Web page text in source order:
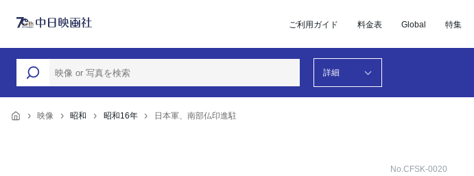
ご利用ガイド 料金表 Global 特集
詳細
映像 昭和 昭和16年 日本軍、南部仏印進駐
No.CFSK-0020